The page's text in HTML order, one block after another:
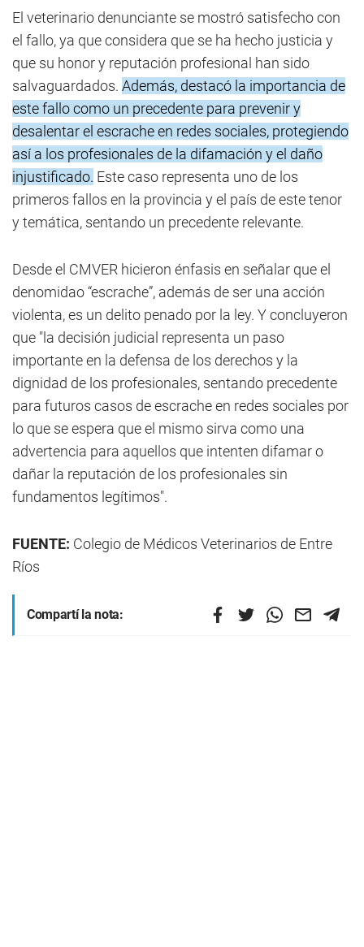
El veterinario denunciante se mostró satisfecho con
el fallo, ya que considera que se ha hecho justicia y
que su honor y reputación profesional han sido
salvaguardados. Además, destacó la importancia de
este fallo como un precedente para prevenir y
desalentar el escrache en redes sociales, protegiendo
así a los profesionales de la difamación y el daño
injustificado. Este caso representa uno de los
primeros fallos en la provincia y el país de este tenor
y temática, sentando un precedente relevante.
Desde el CMVER hicieron énfasis en señalar que el
denomidao “escrache”, además de ser una acción
violenta, es un delito penado por la ley. Y concluyeron
que "la decisión judicial representa un paso
importante en la defensa de los derechos y la
dignidad de los profesionales, sentando precedente
para futuros casos de escrache en redes sociales por
lo que se espera que el mismo sirva como una
advertencia para aquellos que intenten difamar o
dañar la reputación de los profesionales sin
fundamentos legítimos".
FUENTE: Colegio de Médicos Veterinarios de Entre
Ríos
Compartí la nota: